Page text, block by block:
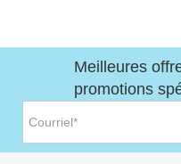
Meilleures
promotions